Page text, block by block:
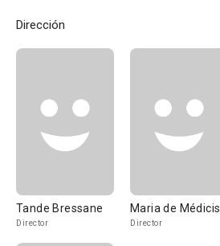
Dirección
Tande Bressane
Director
Maria de Médicis
Director